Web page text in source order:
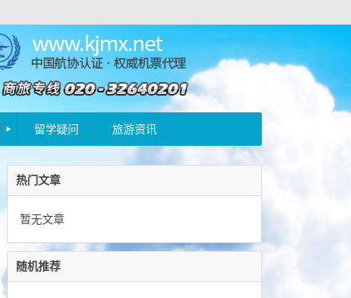
留学疑问 旅游资讯
热门文章
暂无文章
随机推荐